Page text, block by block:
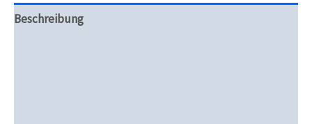
Beschreibung